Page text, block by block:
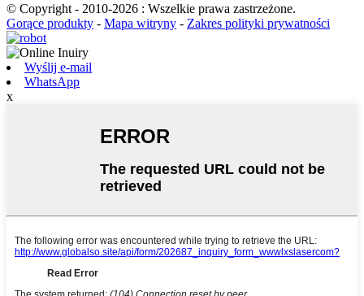
© Copyright - 2010-2026 : Wszelkie prawa zastrzeżone.
Gorące produkty - Mapa witryny - Zakres polityki prywatności
Wyślij e-mail
WhatsApp
x